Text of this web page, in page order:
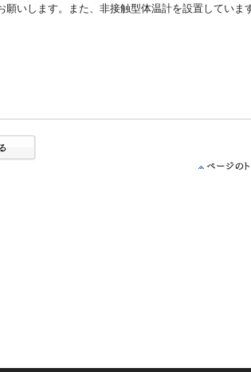
いします。また、非接触型体温計を設置していま